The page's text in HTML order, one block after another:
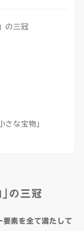
の三冠
さな宝物」
の三冠
素を全て満たして